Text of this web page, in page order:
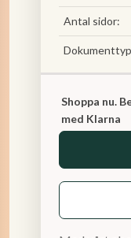
Antal sidor:
Shoppa nu.
med Klarna